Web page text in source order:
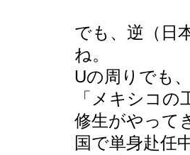
でも、逆（日
ね。
Uの周りでも
「メキシコ
修生がやって
国で単身赴任